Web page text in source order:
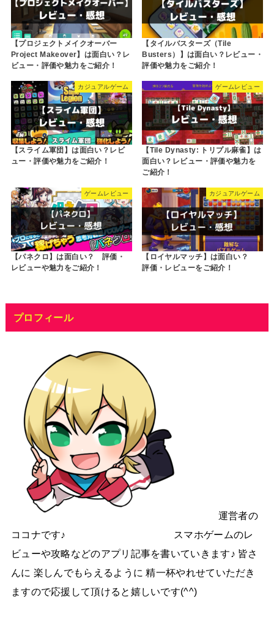
【プロジェクトメイクオーバー
Project Makeover】は面白い？レ
ビュー・評価や魅力をご紹介！
【タイルバスターズ（Tile
Busters）】は面白い？レビュー・
評価や魅力をご紹介！
カジュアルゲーム
【スライム軍団】は面白い？レビ
ュー・評価や魅力をご紹介！
ゲームレビュー
【Tile Dynasty: トリプル麻雀】は
面白い？レビュー・評価や魅力を
ご紹介！
ゲームレビュー
【パネクロ】は面白い？ 評価・
レビューや魅力をご紹介！
カジュアルゲーム
【ロイヤルマッチ】は面白い？
評価・レビューをご紹介！
プロフィール
運営者の
ココナです♪ スマホゲームのレ
ビューや攻略などのアプリ記事を書いていきます♪ 皆さ
んに 楽しんでもらえるように 精一杯やれせていただき
ますので応援して頂けると嬉しいです(^^)